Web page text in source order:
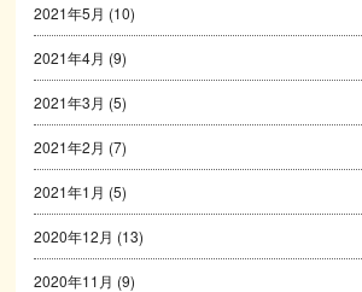
2021年5月 (10)
2021年4月 (9)
2021年3月 (5)
2021年2月 (7)
2021年1月 (5)
2020年12月 (13)
2020年11月 (9)